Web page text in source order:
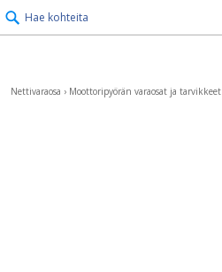
Hae kohteita
Nettivaraosa › Moottoripyörän varaosat ja tarvikkeet